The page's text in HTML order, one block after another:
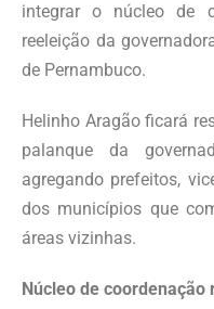
integrar o núcleo de
reeleição da
de Pernambuco.
Helinho Aragão ficará
palanque da
agregando prefeitos,
dos municípios que
áreas vizinhas.
Núcleo de coordenação